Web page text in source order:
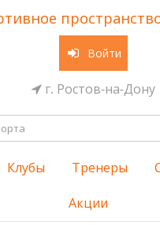
Войти
г. Ростов-на-Дону
Клубы Тренеры
Акции